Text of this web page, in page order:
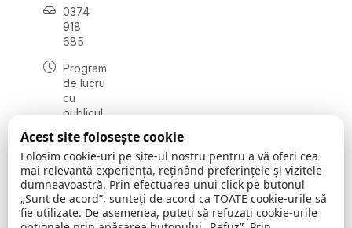
0374
918
685
Program
de lucru
cu
publicul:
08:00 -
16:30
, vineri:
08:00 -
14:00
Acest site folosește cookie
Folosim cookie-uri pe site-ul nostru pentru a vă oferi cea
mai relevantă experiență, reținând preferințele și vizitele
dumneavoastră. Prin efectuarea unui click pe butonul
„Sunt de acord”, sunteți de acord ca TOATE cookie-urile să
fie utilizate. De asemenea, puteți să refuzați cookie-urile